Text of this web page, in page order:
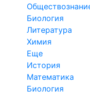
Биология
Литература
Химия
Еще
История
Математика
Биология